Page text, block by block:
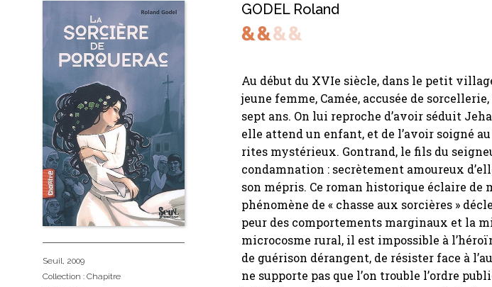
GODEL Roland
Au début du XVIe siècle, dans le petit
jeune femme, Camée, accusée de
sept ans. On lui reproche d’avoir séduit
elle attend un enfant, et de l’avoir soigné
rites mystérieux. Gontrand, le fils du
condamnation : secrètement amoureux
son mépris. Ce roman historique éclaire de
phénomène de « chasse aux sorcières »
peur des comportements marginaux et la
microcosme rural, il est impossible à
de guérison dérangent, de résister face à
ne supporte pas que l’on trouble l’ordre
Seuil, 2009
Collection : Chapitre